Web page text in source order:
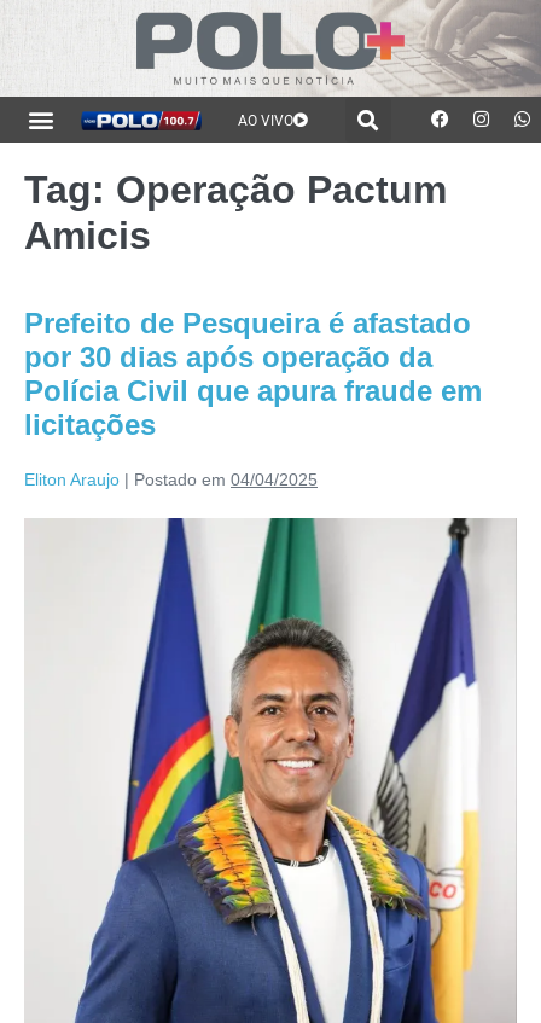
AO VIVO
Tag: Operação Pactum
Amicis
Prefeito de Pesqueira é afastado
por 30 dias após operação da
Polícia Civil que apura fraude em
licitações
Eliton Araujo | Postado em 04/04/2025